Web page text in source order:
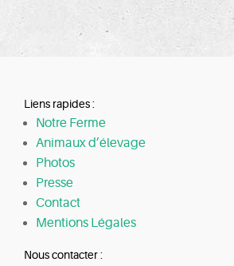
Liens rapides :
Notre Ferme
Animaux d’élevage
Photos
Presse
Contact
Mentions Légales
Nous contacter :